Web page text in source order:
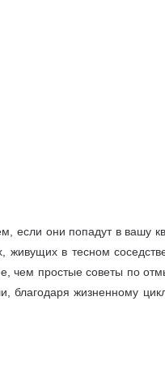
если они попадут в вашу
в тесном
чем простые советы по
благодаря жизненному